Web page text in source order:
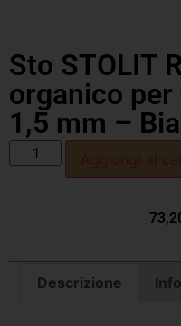
Sto STOLIT
organico
1,5 mm –
Descrizione